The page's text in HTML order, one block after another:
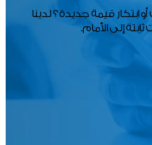
قيمة جديدة؟ لدينا
إلى الأمام.